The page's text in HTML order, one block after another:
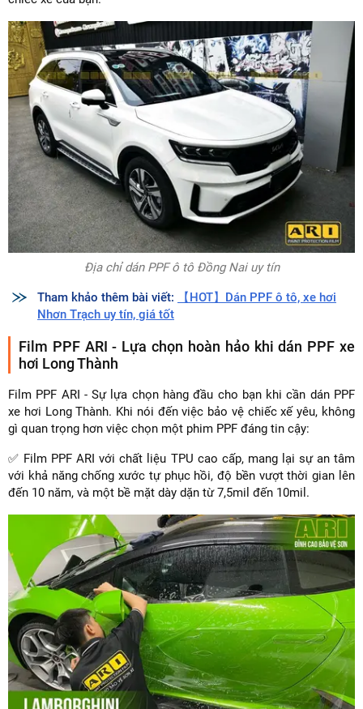
Địa chỉ dán PPF ô tô Đồng Nai uy tín
Tham khảo thêm bài viết:
【HOT】Dán PPF ô tô, xe hơi
Nhơn Trạch uy tín, giá tốt
Film PPF ARI - Lựa chọn hoàn hảo khi dán PPF xe
hơi Long Thành
Film PPF ARI - Sự lựa chọn hàng đầu cho bạn khi cần dán PPF
xe hơi Long Thành. Khi nói đến việc bảo vệ chiếc xế yêu, không
gì quan trọng hơn việc chọn một phim PPF đáng tin cậy:
✅ Film PPF ARI với chất liệu TPU cao cấp, mang lại sự an tâm
với khả năng chống xước tự phục hồi, độ bền vượt thời gian lên
đến 10 năm, và một bề mặt dày dặn từ 7,5mil đến 10mil.